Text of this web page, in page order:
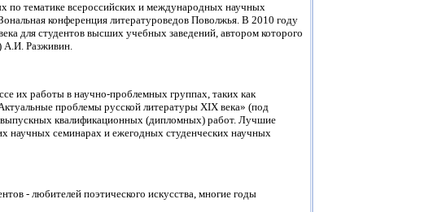
по тематике всероссийских и международных научных
конференция литературоведов Поволжья. В 2010 году
для студентов высших учебных заведений, автором которого
А.И. Разживин.
их работы в научно-проблемных группах, таких как
проблемы русской литературы XIX века» (под
квалификационных (дипломных) работ. Лучшие
научных семинарах и ежегодных студенческих научных
- любителей поэтического искусства, многие годы